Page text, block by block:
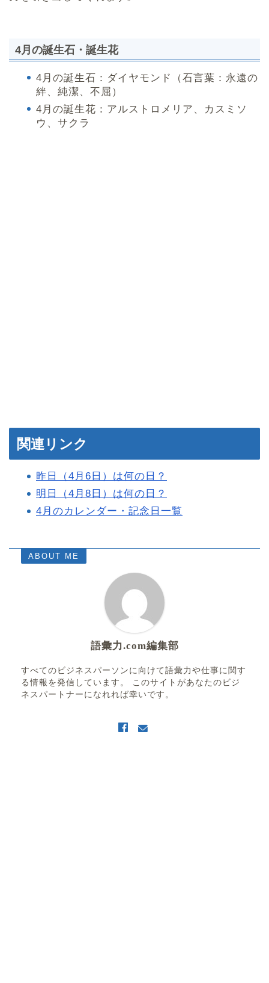
4月の誕生石・誕生花
4月の誕生石：ダイヤモンド（石言葉：永遠の
絆、純潔、不屈）
4月の誕生花：アルストロメリア、カスミソ
ウ、サクラ
関連リンク
昨日（4月6日）は何の日？
明日（4月8日）は何の日？
4月のカレンダー・記念日一覧
ABOUT ME
語彙力.com編集部
すべてのビジネスパーソンに向けて語彙力や仕事に関す
る情報を発信しています。 このサイトがあなたのビジ
ネスパートナーになれれば幸いです。